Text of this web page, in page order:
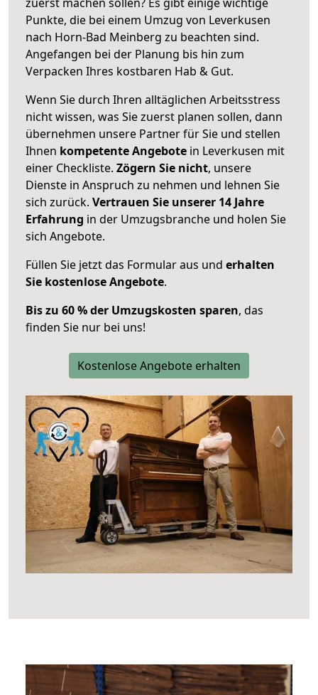
Punkte, die bei einem Umzug von Leverkusen
nach Horn-Bad Meinberg zu beachten sind.
Angefangen bei der Planung bis hin zum
Verpacken Ihres kostbaren Hab & Gut.
Wenn Sie durch Ihren alltäglichen Arbeitsstress
nicht wissen, was Sie zuerst planen sollen, dann
übernehmen unsere Partner für Sie und stellen
Ihnen kompetente Angebote in Leverkusen mit
einer Checkliste. Zögern Sie nicht, unsere
Dienste in Anspruch zu nehmen und lehnen Sie
sich zurück. Vertrauen Sie unserer 14 Jahre
Erfahrung in der Umzugsbranche und holen Sie
sich Angebote.
Füllen Sie jetzt das Formular aus und erhalten
Sie kostenlose Angebote.
Bis zu 60 % der Umzugskosten sparen, das
finden Sie nur bei uns!
Kostenlose Angebote erhalten